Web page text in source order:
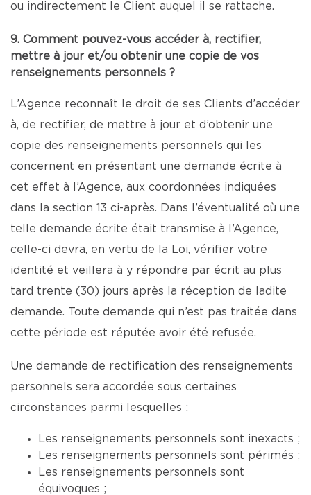
ou indirectement le Client auquel il se rattache.
9. Comment pouvez-vous accéder à, rectifier,
mettre à jour et/ou obtenir une copie de vos
renseignements personnels ?
L’Agence reconnaît le droit de ses Clients d’accéder
à, de rectifier, de mettre à jour et d’obtenir une
copie des renseignements personnels qui les
concernent en présentant une demande écrite à
cet effet à l’Agence, aux coordonnées indiquées
dans la section 13 ci-après. Dans l’éventualité où une
telle demande écrite était transmise à l’Agence,
celle-ci devra, en vertu de la Loi, vérifier votre
identité et veillera à y répondre par écrit au plus
tard trente (30) jours après la réception de ladite
demande. Toute demande qui n’est pas traitée dans
cette période est réputée avoir été refusée.
Une demande de rectification des renseignements
personnels sera accordée sous certaines
circonstances parmi lesquelles :
Les renseignements personnels sont inexacts ;
Les renseignements personnels sont périmés ;
Les renseignements personnels sont
équivoques ;